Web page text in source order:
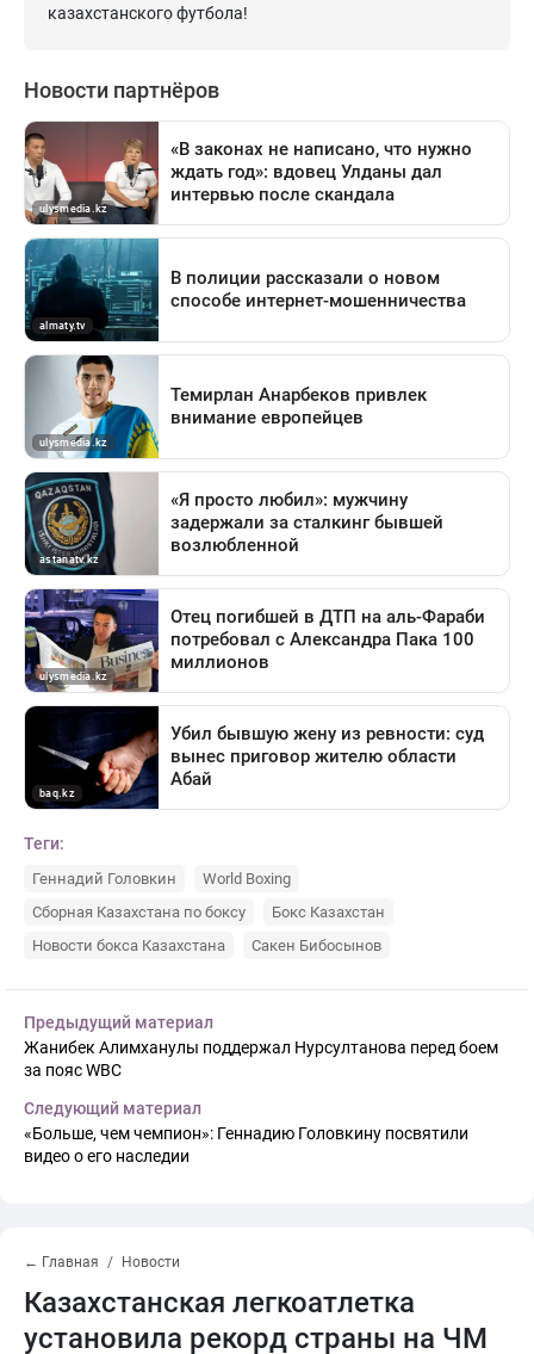
казахстанского футбола!
Теги:
Геннадий Головкин
World Boxing
Сборная Казахстана по боксу
Бокс Казахстан
Новости бокса Казахстана
Сакен Бибосынов
Предыдущий материал
Жанибек Алимханулы поддержал Нурсултанова перед боем
за пояс WBC
Следующий материал
«Больше, чем чемпион»: Геннадию Головкину посвятили
видео о его наследии
← Главная Новости
Казахстанская легкоатлетка
установила рекорд страны на ЧМ